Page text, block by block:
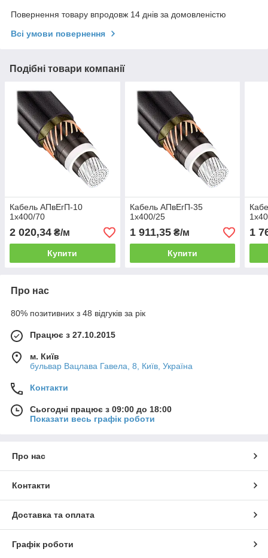
Повернення товару впродовж 14 днів за домовленістю
Всі умови повернення
Подібні товари компанії
Кабель АПвЕгП-10
1х400/70
2 020,34 ₴/м
Купити
Кабель АПвЕгП-35
1х400/25
1 911,35₴/м
Купити
1
Про нас
80% позитивних з 48 відгуків за рік
Працює з 27.10.2015
м. Київ
бульвар Вацлава Гавела, 8, Київ, Україна
Контакти
Сьогодні працює з 09:00 до 18:00
Показати весь графік роботи
Про нас
Контакти
Доставка та оплата
Графік роботи